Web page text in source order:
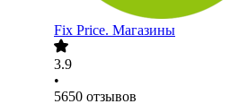
Fix Price. Магазины
3.9
•
5650 отзывов